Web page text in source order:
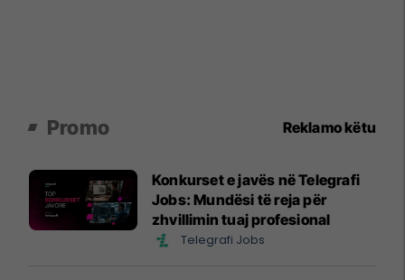
Promo Reklamo këtu
Konkurset e javës në Telegrafi
Jobs: Mundësi të reja për
zhvillimin tuaj profesional
Telegrafi Jobs